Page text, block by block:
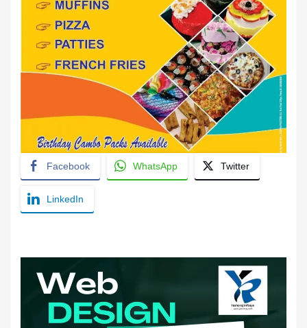
Facebook WhatsApp Twitter
LinkedIn